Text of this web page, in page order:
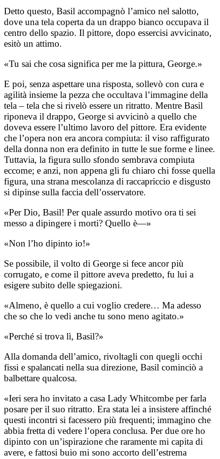
Detto questo, Basil accompagnò l’amico nel salotto,
dove una tela coperta da un drappo bianco occupava il
centro dello spazio. Il pittore, dopo essercisi avvicinato,
esitò un attimo.
«Tu sai che cosa significa per me la pittura, George.»
E poi, senza aspettare una risposta, sollevò con cura e
agilità insieme la pezza che occultava l’immagine della
tela – tela che si rivelò essere un ritratto. Mentre Basil
riponeva il drappo, George si avvicinò a quello che
doveva essere l’ultimo lavoro del pittore. Era evidente
che l’opera non era ancora compiuta: il viso raffigurato
della donna non era definito in tutte le sue forme e linee.
Tuttavia, la figura sullo sfondo sembrava compiuta
eccome; e anzi, non appena gli fu chiaro chi fosse quella
figura, una strana mescolanza di raccapriccio e disgusto
si dipinse sulla faccia dell’osservatore.
«Per Dio, Basil! Per quale assurdo motivo ora ti sei
messo a dipingere i morti? Quello è—»
«Non l’ho dipinto io!»
Se possibile, il volto di George si fece ancor più
corrugato, e come il pittore aveva predetto, fu lui a
esigere subito delle spiegazioni.
«Almeno, è quello a cui voglio credere… Ma adesso
che so che lo vedi anche tu sono meno agitato.»
«Perché si trova lì, Basil?»
Alla domanda dell’amico, rivoltagli con quegli occhi
fissi e spalancati nella sua direzione, Basil cominciò a
balbettare qualcosa.
«Ieri sera ho invitato a casa Lady Whitcombe per farla
posare per il suo ritratto. Era stata lei a insistere affinché
questi incontri si facessero più frequenti; immagino che
abbia fretta di vedere l’opera conclusa. Per due ore ho
dipinto con un’ispirazione che raramente mi capita di
avere, e fattosi buio mi sono accorto dell’estrema